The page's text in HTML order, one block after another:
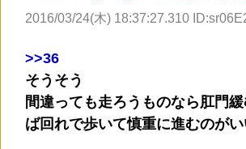
2016/03/24(木) 18:37:27.310
>>36
そうそう
間違っても走ろうものなら肛門
ば回れで歩いて慎重に進むのが